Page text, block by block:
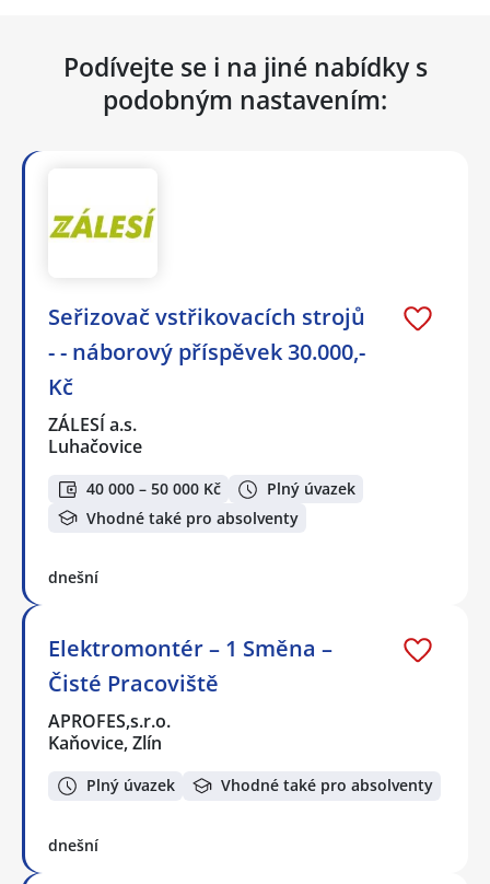
Podívejte se i na jiné nabídky s
podobným nastavením:
Seřizovač vstřikovacích strojů
- - náborový příspěvek 30.000,-
Kč
ZÁLESÍ a.s.
Luhačovice
40 000 – 50 000 Kč
Plný úvazek
Vhodné také pro absolventy
dnešní
Elektromontér – 1 Směna –
Čisté Pracoviště
APROFES,s.r.o.
Kaňovice, Zlín
Plný úvazek Vhodné také pro absolventy
dnešní